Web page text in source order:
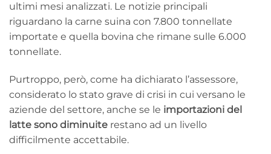
ultimi mesi analizzati. Le notizie principali
riguardano la carne suina con 7.800 tonnellate
importate e quella bovina che rimane sulle 6.000
tonnellate.
Purtroppo, però, come ha dichiarato l’assessore,
considerato lo stato grave di crisi in cui versano le
aziende del settore, anche se le importazioni del
latte sono diminuite restano ad un livello
difficilmente accettabile.